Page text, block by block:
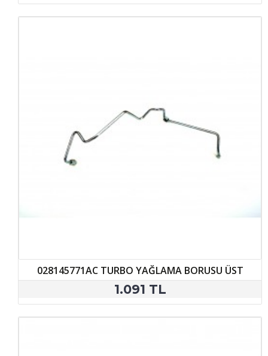
028145771AC TURBO YAĞLAMA BORUSU ÜST
1.091 TL